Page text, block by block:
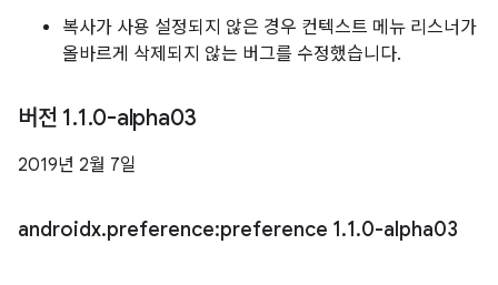
복사가 사용 설정되지 않은 경우 컨텍스트 메뉴 리스너가
올바르게 삭제되지 않는 버그를 수정했습니다.
버전 1.1.0-alpha03
2019년 2월 7일
androidx.preference:preference 1.1.0-alpha03